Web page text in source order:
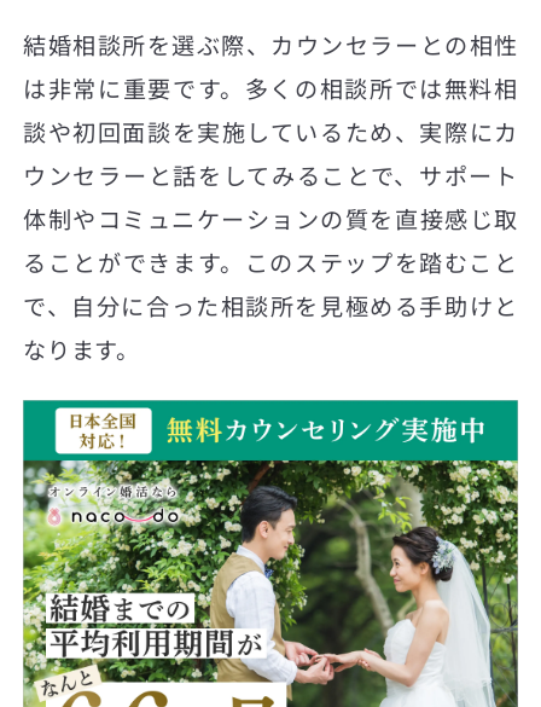
結婚相談所を選ぶ際、カウンセラーとの相性
は非常に重要です。多くの相談所では無料相
談や初回面談を実施しているため、実際にカ
ウンセラーと話をしてみることで、サポート
体制やコミュニケーションの質を直接感じ取
ることができます。このステップを踏むこと
で、自分に合った相談所を見極める手助けと
なります。